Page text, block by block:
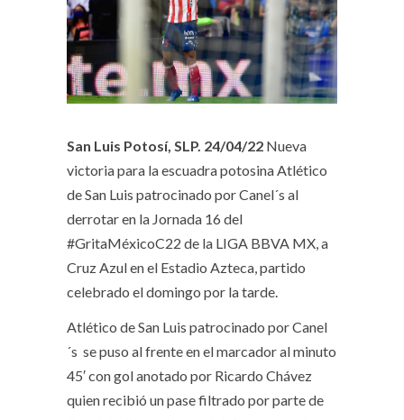
San Luis Potosí, SLP. 24/04/22 Nueva
victoria para la escuadra potosina Atlético
de San Luis patrocinado por Canel´s al
derrotar en la Jornada 16 del
#GritaMéxicoC22 de la LIGA BBVA MX, a
Cruz Azul en el Estadio Azteca, partido
celebrado el domingo por la tarde.
Atlético de San Luis patrocinado por Canel
´s se puso al frente en el marcador al minuto
45′ con gol anotado por Ricardo Chávez
quien recibió un pase filtrado por parte de